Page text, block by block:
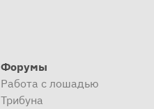
Форумы
Работа с лошадью
Трибуна